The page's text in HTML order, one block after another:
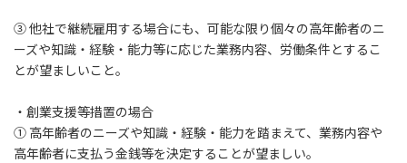
③ 他社で継続雇用する場合にも、可能な限り個々の高年齢者のニ
ーズや知識・経験・能力等に応じた業務内容、労働条件とするこ
とが望ましいこと。
・創業支援等措置の場合
① 高年齢者のニーズや知識・経験・能力を踏まえて、業務内容や
高年齢者に支払う金銭等を決定することが望ましい。